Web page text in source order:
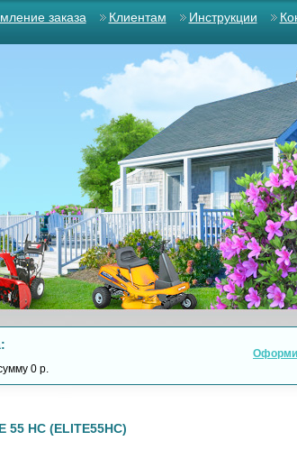
заказа Клиентам Инструкции
0 р.
55 HC (ELITE55HC)